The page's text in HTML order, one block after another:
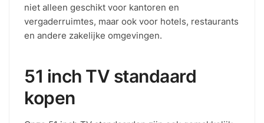
niet alleen geschikt voor kantoren en
vergaderruimtes, maar ook voor hotels, restaurants
en andere zakelijke omgevingen.
51 inch TV standaard
kopen